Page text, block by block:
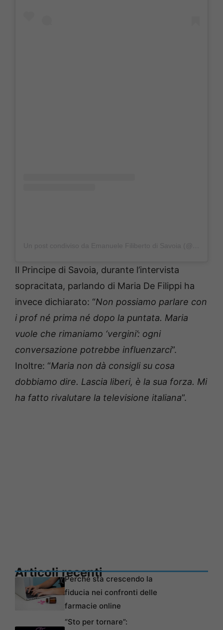
Il Principe di Savoia, durante l’intervista
sopracitata, parlando di Maria De Filippi ha
invece dichiarato: “Non possiamo parlare con
i prof né prima né dopo la puntata. Maria
vuole che rimaniamo ‘vergini’: ogni
conversazione potrebbe influenzarci”.
Inoltre: “Maria non dà consigli su cosa
dobbiamo dire. Lascia liberi, è la sua forza. Mi
ha fatto rivalutare la televisione italiana”.
Articoli recentiPerché sta crescendo la
fiducia nei confronti delle
farmacie online
“Sto per tornare”: